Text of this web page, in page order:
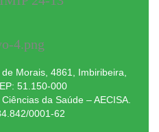
Morais, 4861, Imbiribeira,
51.150-000
da Saúde – AECISA.
0001-62